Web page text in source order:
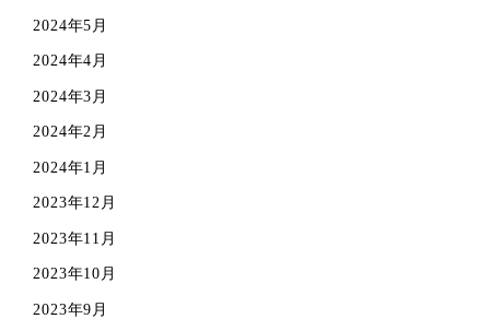
2024年5月
2024年4月
2024年3月
2024年2月
2024年1月
2023年12月
2023年11月
2023年10月
2023年9月